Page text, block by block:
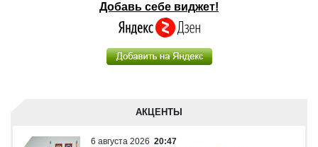
Добавь себе виджет!
АКЦЕНТЫ
6 августа 2026 20:47